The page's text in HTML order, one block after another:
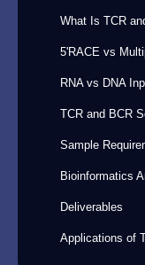
What Is TCR
5'RACE vs
RNA vs DNA
TCR and BCR
Sample
Bioinformatics
Deliverables
Applications of